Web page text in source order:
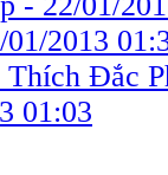
01/2013
Đắc
01:03